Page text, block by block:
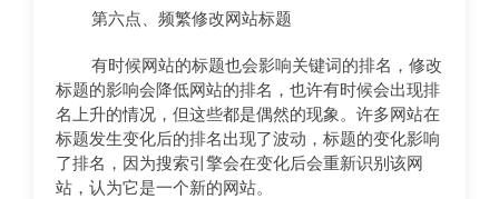
第六点、频繁修改网站标题
有时候网站的标题也会影响关键词的排名，修改
标题的影响会降低网站的排名，也许有时候会出现排
名上升的情况，但这些都是偶然的现象。许多网站在
标题发生变化后的排名出现了波动，标题的变化影响
了排名，因为搜索引擎会在变化后会重新识别该网
站，认为它是一个新的网站。